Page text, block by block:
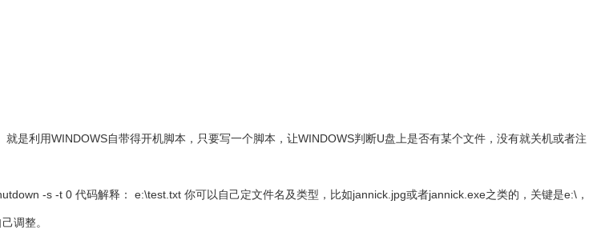
是利用WINDOWS自带得开机脚本，只要写一个脚本，让WINDOWS判断U盘上是否有某个文件，没有就关机或者注
-s -t 0 代码解释： e:\test.txt 你可以自己定文件名及类型，比如jannick.jpg或者jannick.exe之类的，关键是e:\，
调整。